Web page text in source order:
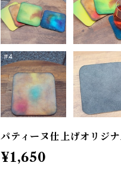
パティーヌ仕上げオリジ
¥1,650